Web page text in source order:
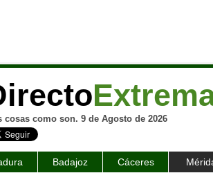
cosas como son. 9 de Agosto de 2026
Badajoz Cáceres